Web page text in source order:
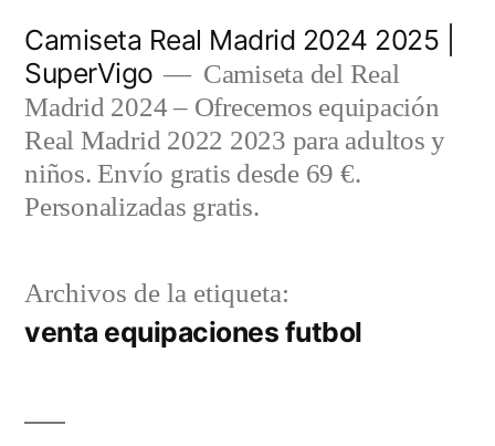
contenido
Camiseta Real Madrid 2024 2025 |
SuperVigo
Camiseta del Real
Madrid 2024 – Ofrecemos equipación
Real Madrid 2022 2023 para adultos y
niños. Envío gratis desde 69 €.
Personalizadas gratis.
Archivos de la etiqueta:
venta equipaciones futbol